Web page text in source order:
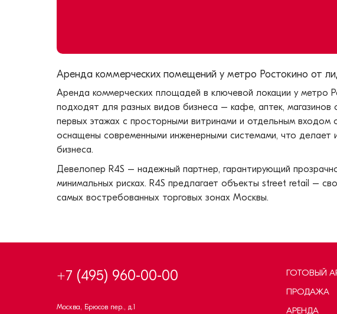
Аренда коммерческих помещений у метро Ростокино от
Аренда коммерческих площадей в ключевой локации у
подходят для разных видов бизнеса – кафе, аптек,
первых этажах с просторными витринами и отдельным
оснащены современными инженерными системами, что
бизнеса.
Девелопер R4S – надежный партнер, гарантирующий
минимальных рисках. R4S предлагает объекты street retail –
самых востребованных торговых зонах Москвы.
+7 (495) 960-00-00
Москва, Брюсов пер., д.1
ГОТОВЫЙ
ПРОДАЖА
АРЕНДА